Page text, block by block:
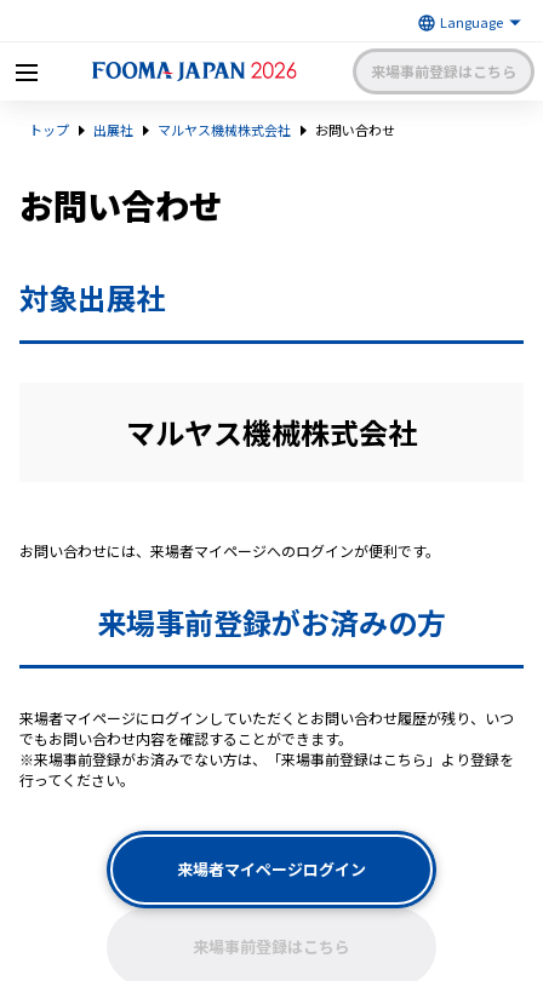
来場事前登録はこちら
級の食品製造総合展〜 | 一般社
日本食品機械工業会
日本語
トップ 出展社 マルヤス機械株式会社 お問い合わせ
お問い合わせ
対象出展社
マルヤス機械株式会社
お問い合わせには、来場者マイページへのログインが便利です。
来場事前登録がお済みの方
来場者マイページにログインしていただくとお問い合わせ履歴が残り、いつ
でもお問い合わせ内容を確認することができます。
※来場事前登録がお済みでない方は、「来場事前登録はこちら」より登録を
行ってください。
来場者マイページログイン
来場事前登録はこちら